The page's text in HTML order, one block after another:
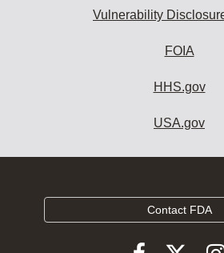
Vulnerability
FOIA
HHS.gov
USA.gov
Contact FDA
Follow